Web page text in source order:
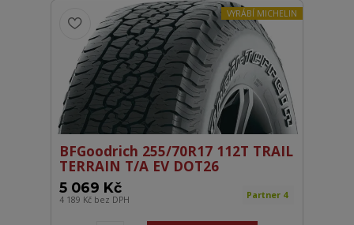
VYRÁBÍ MICHELIN
BFGoodrich 255/70R17 112T TRAIL
TERRAIN T/A EV DOT26
5 069 Kč
4 189 Kč bez DPH Partner 4